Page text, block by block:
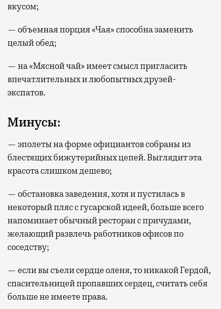
вкусом;
— объемная порция «Чая» способна заменить
целый обед;
— на «Мясной чай» имеет смысл пригласить
впечатлительных и любопытных друзей-
экспатов.
Минусы:
— эполеты на форме официантов собраны из
блестящих бижутерийных цепей. Выглядит эта
красота слишком дешево;
— обстановка заведения, хотя и пустилась в
некоторый пляс с гусарской идеей, больше всего
напоминает обычный ресторан с причудами,
желающий развлечь работников офисов по
соседству;
— если вы съели сердце оленя, то никакой Гердой,
спасительницей пропавших сердец, считать себя
больше не имеете права.